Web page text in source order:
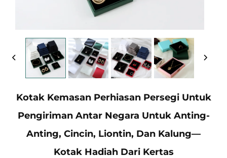
Kotak Kemasan Perhiasan Persegi Untuk
Pengiriman Antar Negara Untuk Anting-
Anting, Cincin, Liontin, Dan Kalung—
Kotak Hadiah Dari Kertas